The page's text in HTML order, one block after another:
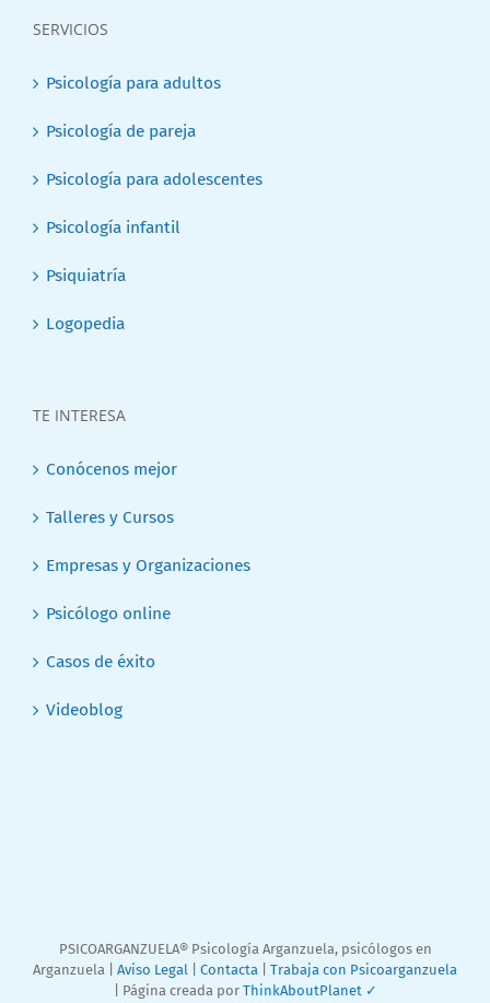
SERVICIOS
Psicología para adultos
Psicología de pareja
Psicología para adolescentes
Psicología infantil
Psiquiatría
Logopedia
TE INTERESA
Conócenos mejor
Talleres y Cursos
Empresas y Organizaciones
Psicólogo online
Casos de éxito
Videoblog
PSICOARGANZUELA® Psicología Arganzuela, psicólogos en
Arganzuela | Aviso Legal Contacta
Trabaja con Psicoarganzuela
| Página creada por ThinkAboutPlanet ✓